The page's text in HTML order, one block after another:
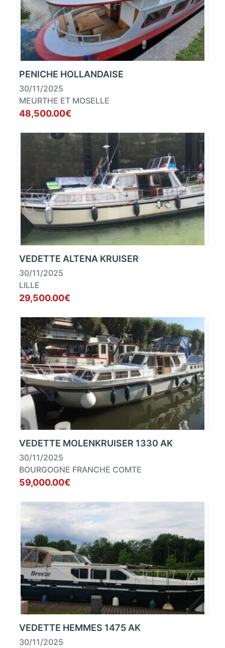
PENICHE HOLLANDAISE
30/11/2025
MEURTHE ET MOSELLE
48,500.00€
VEDETTE ALTENA KRUISER
30/11/2025
LILLE
29,500.00€
VEDETTE MOLENKRUISER 1330 AK
30/11/2025
BOURGOGNE FRANCHE COMTE
59,000.00€
VEDETTE HEMMES 1475 AK
30/11/2025